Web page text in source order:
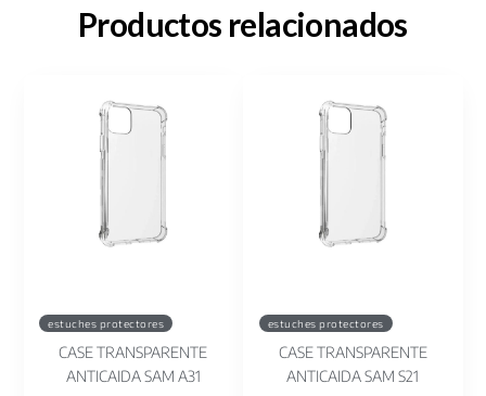
Productos relacionados
estuches protectores
CASE TRANSPARENTE
ANTICAIDA SAM A31
estuches protectores
CASE TRANSPARENTE
ANTICAIDA SAM S21